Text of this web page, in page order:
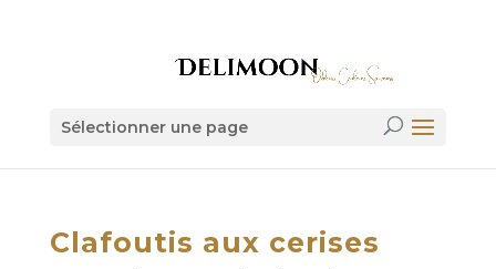
Sélectionner une page
Clafoutis aux cerises